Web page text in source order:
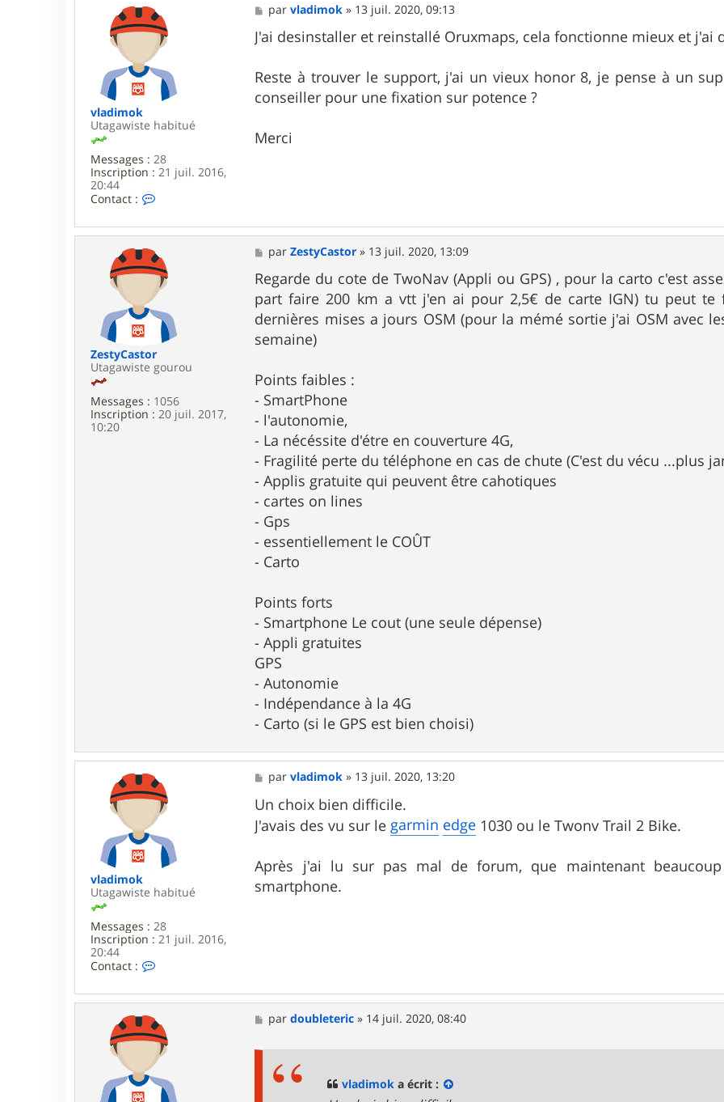
a
d
i
m
o
k
vladimok
Utagawiste habitué
Messages : 28
Inscription : 21 juil. 2016,
20:44
Contact :
n
t
c
t
e
v
a
i
m
k
M
e
s
s
g
e
parvladimok » 13 juil. 2020, 09:13
J'ai desinstaller et reinstallé Oruxmaps, cela fonctionne mieux et j'ai
Reste à trouver le support, j'ai un vieux honor 8, je pense à un
conseiller pour une fixation sur potence ?
Merci
ZestyCastor
Utagawiste gourou
Messages : 1056
Inscription : 20 juil. 2017,
10:20
M
e
s
s
a
g
e
parZestyCastor » 13 juil. 2020, 13:09
Regarde du cote de TwoNav (Appli ou GPS) , pour la carto c'est
part faire 200 km a vtt j'en ai pour 2,5€ de carte IGN) tu peut te
dernières mises a jours OSM (pour la mémé sortie j'ai OSM avec
semaine)
Points faibles :
- SmartPhone
- l'autonomie,
- La nécéssite d'étre en couverture 4G,
- Fragilité perte du téléphone en cas de chute (C'est du vécu ...plus
- Applis gratuite qui peuvent être cahotiques
- cartes on lines
- Gps
- essentiellement le COÛT
- Carto
Points forts
- Smartphone Le cout (une seule dépense)
- Appli gratuites
GPS
- Autonomie
- Indépendance à la 4G
- Carto (si le GPS est bien choisi)
vladimok
Utagawiste habitué
Messages : 28
Inscription : 21 juil. 2016,
20:44
Contact :
n
t
c
t
e
v
M
e
s
s
a
parvladimok » 13 juil. 2020, 13:20
Un choix bien difficile.
J'avais des vu sur le garmin edge 1030 ou le Twonv Trail 2 Bike.
Après j'ai lu sur pas mal de forum, que maintenant
smartphone.
M
e
pardoubleteric » 14 juil. 2020, 08:40
vladimok a écrit :